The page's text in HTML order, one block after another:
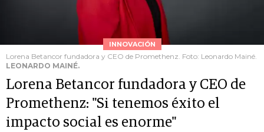
INNOVACIÓN
Lorena Betancor fundadora y CEO de Promethenz. Foto: Leonardo Mainé.
LEONARDO MAINÉ.
Lorena Betancor fundadora y CEO de
Promethenz: "Si tenemos éxito el
impacto social es enorme"